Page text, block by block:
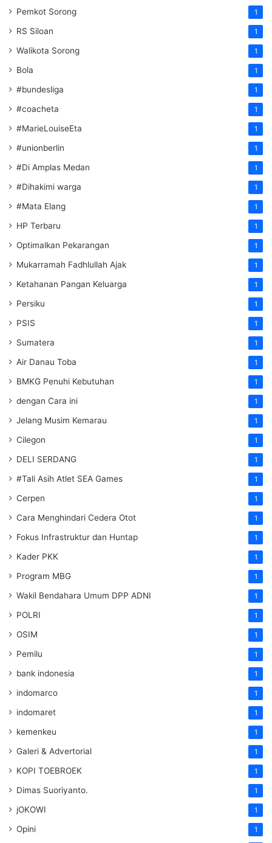
Pemkot Sorong 1
RS Siloan 1
Walikota Sorong 1
Bola 1
#bundesliga 1
#coacheta 1
#MarieLouiseEta 1
#unionberlin 1
#Di Amplas Medan 1
#Dihakimi warga 1
#Mata Elang 1
HP Terbaru 1
Optimalkan Pekarangan 1
Mukarramah Fadhlullah Ajak 1
Ketahanan Pangan Keluarga 1
Persiku 1
PSIS 1
Sumatera 1
Air Danau Toba 1
BMKG Penuhi Kebutuhan 1
dengan Cara ini 1
Jelang Musim Kemarau 1
Cilegon 1
DELI SERDANG 1
#Tali Asih Atlet SEA Games 1
Cerpen 1
Cara Menghindari Cedera Otot 1
Fokus Infrastruktur dan Huntap 1
Kader PKK 1
Program MBG 1
Wakil Bendahara Umum DPP ADNI 1
POLRI 1
OSIM 1
Pemilu 1
bank indonesia 1
indomarco 1
indomaret 1
kemenkeu 1
Galeri & Advertorial 1
KOPI TOEBROEK 1
Dimas Suoriyanto. 1
jOKOWI 1
Opini 1